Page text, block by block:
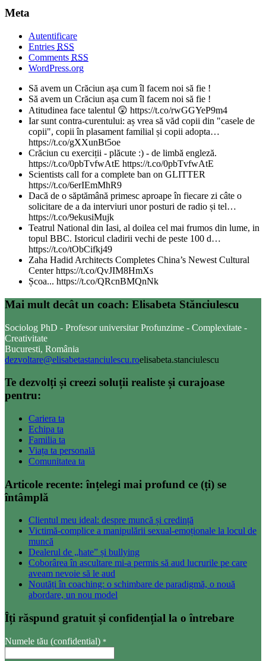
Meta
Autentificare
Entries RSS
Comments RSS
WordPress.org
Să avem un Crăciun așa cum îl facem noi să fie !
Să avem un Crăciun așa cum îl facem noi să fie !
Atitudinea face talentul 😲 https://t.co/rwGGYeP9m4
Iar sunt contra-curentului: aș vrea să văd copii din "casele de
copii", copii în plasament familial și copii adopta…
https://t.co/gXXunBt5oe
Crăciun cu exerciții - plăcute :) - de limbă engleză.
https://t.co/0pbTvfwAtE https://t.co/0pbTvfwAtE
Scientists call for a complete ban on GLITTER
https://t.co/6erIEmMhR9
Dacă de o săptămână primesc aproape în fiecare zi câte o
solicitare de a da interviuri unor posturi de radio și tel…
https://t.co/9ekusiMujk
Teatrul National din Iasi, al doilea cel mai frumos din lume, in
topul BBC. Istoricul cladirii vechi de peste 100 d…
https://t.co/tObCifkj49
Zaha Hadid Architects Completes China’s Newest Cultural
Center https://t.co/QvJIM8HmXs
Școa... https://t.co/QRcnBMQnNk
Mai mult decât un coach: Elisabeta Stănciulescu
Sociolog PhD - Profesor universitar Profunzime - Complexitate -
Creativitate
Bucuresti, România
dezvoltare@elisabetastanciulescu.roelisabeta.stanciulescu
Te dezvolți și creezi soluții realiste și curajoase
pentru:
Cariera ta
Echipa ta
Familia ta
Viața ta personală
Comunitatea ta
Articole recente: înțelegi mai profund ce (ți) se
întâmplă
Clientul meu ideal: despre muncă și credință
Victimă-complice a manipulării sexual-emoționale la locul de
muncă
Dealerul de „hate” și bullying
Coborârea în ascultare mi-a permis să aud lucrurile pe care
aveam nevoie să le aud
Noutăți în coaching: o schimbare de paradigmă, o nouă
abordare, un nou model
Îți răspund gratuit și confidențial la o întrebare
Numele tău (confidential) *